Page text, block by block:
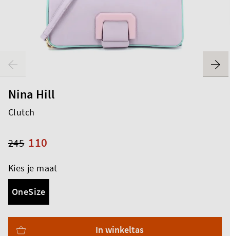
Nina Hill
Clutch
110
245
Kies je maat
OneSize
In winkeltas